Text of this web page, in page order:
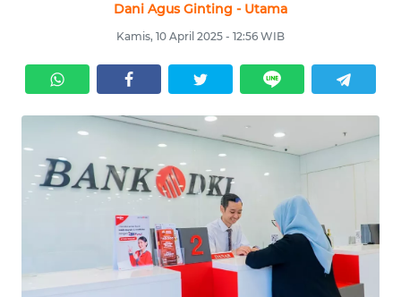
Dani Agus Ginting - Utama
Kamis, 10 April 2025 - 12:56 WIB
TOKOH
OPINI
Informasi
INDEKS
KAMI